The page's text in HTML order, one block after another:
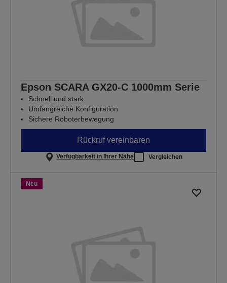
Epson SCARA GX20-C 1000mm Serie
Schnell und stark
Umfangreiche Konfiguration
Sichere Roboterbewegung
Rückruf vereinbaren
Verfügbarkeit in Ihrer Nähe Vergleichen
Neu